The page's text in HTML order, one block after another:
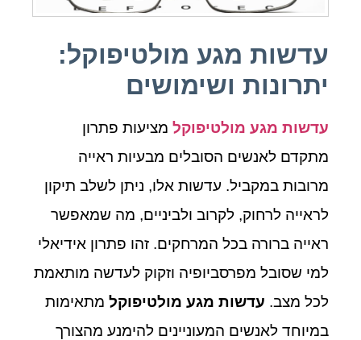
עדשות מגע מולטיפוקל:
יתרונות ושימושים
עדשות מגע מולטיפוקל מציעות פתרון
מתקדם לאנשים הסובלים מבעיות ראייה
מרובות במקביל. עדשות אלו, ניתן לשלב תיקון
לראייה לרחוק, לקרוב ולביניים, מה שמאפשר
ראייה ברורה בכל המרחקים. זהו פתרון אידיאלי
למי שסובל מפרסביופיה וזקוק לעדשה מותאמת
לכל מצב. עדשות מגע מולטיפוקל מתאימות
במיוחד לאנשים המעוניינים להימנע מהצורך